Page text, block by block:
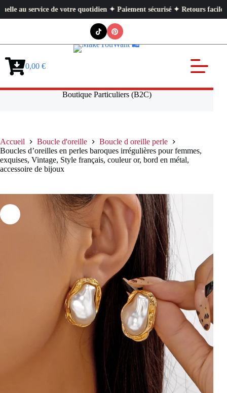
de votre quotidien ✦ Paiement sécurisé ✦ Retours faciles
Panier0,00 €
Boutique Particuliers (B2C)
Accueil Boucle d'oreille
Boucle d oreille perle
Boucles d’oreilles en perles baroques irrégulières pour femmes,
exquises, Vintage, Style français, couleur or, bord en métal,
accessoire de bijoux